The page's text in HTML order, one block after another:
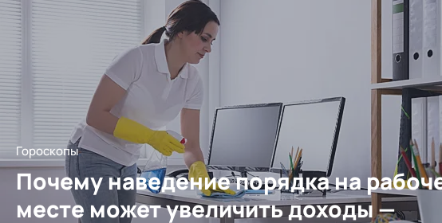
Гороскопы
Почему наведение порядка на
месте может увеличить доходы —